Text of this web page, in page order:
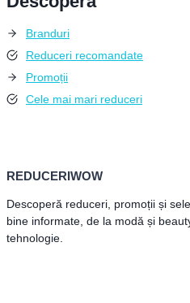
Branduri
Reduceri recomandate
Promoții
Cele mai mari reduceri
REDUCERIWOW
Descoperă reduceri, promoții și
bine informate, de la modă și
tehnologie.